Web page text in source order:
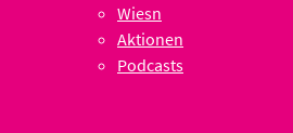
Wiesn
Aktionen
Podcasts